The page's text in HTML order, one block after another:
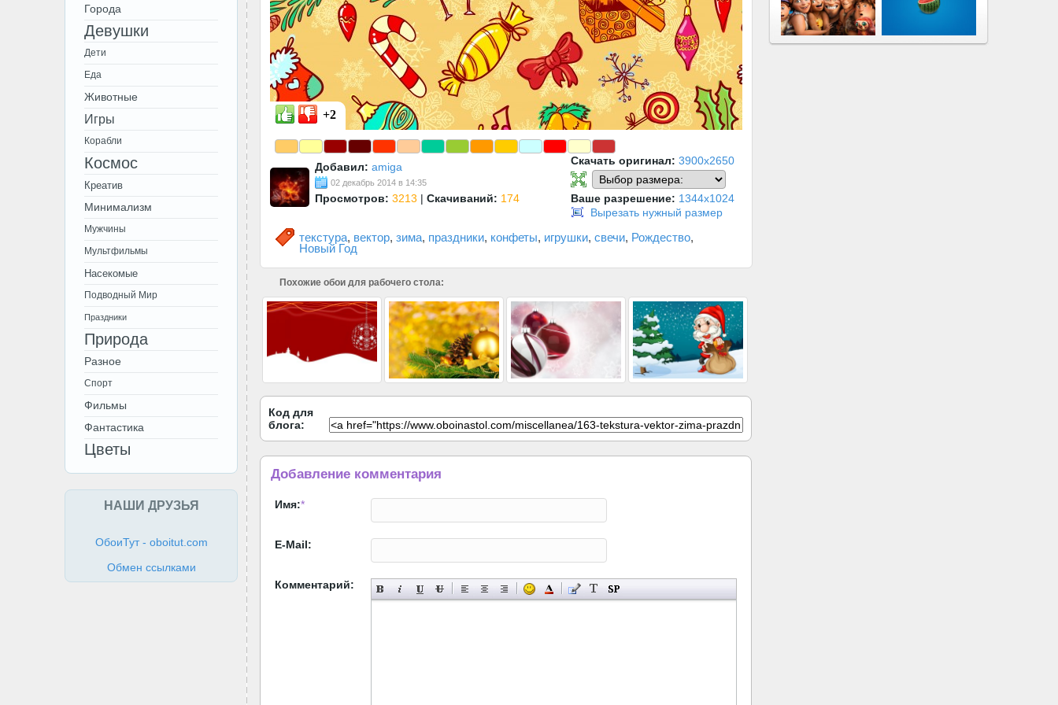
текстура, вектор, зима, праздники, конфеты, игрушки, свечи, Рождество,
Новый Год
Добавил: amiga
02 декабрь 2014 в 14:35
Просмотров: 3213 | Скачиваний: 174
+2
Скачать оригинал: 3900x2650
Ваше разрешение: 1344x1024
Вырезать нужный размер
Похожие обои для рабочего стола:
Код для
блога:
Добавление комментария
Имя:*
E-Mail:
Комментарий:
Города
Девушки
Дети
Еда
Животные
Игры
Корабли
Космос
Креатив
Минимализм
Мужчины
Мультфильмы
Насекомые
Подводный Мир
Праздники
Природа
Разное
Спорт
Фильмы
Фантастика
Цветы
НАШИ ДРУЗЬЯ
ОбоиТут - oboitut.com
Обмен ссылками